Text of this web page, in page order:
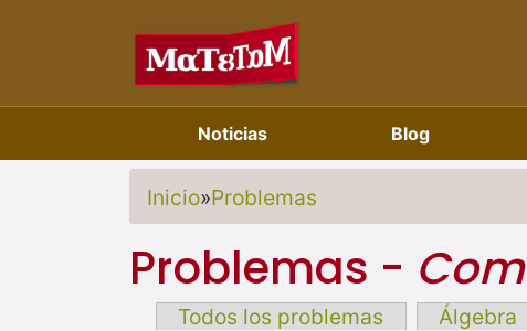
Noticias Blog
Inicio»Problemas
Problemas -
Todos los problemas Álgebra